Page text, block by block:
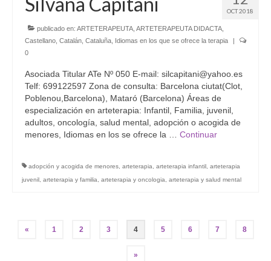
OCT 2018
publicado en: ARTETERAPEUTA ARTETERAPEUTA DIDACTA
Castellano Catalán Cataluña Idiomas en los que se ofrece la terapia
|
0
Asociada Titular ATe Nº 050 E-mail: silcapitani@yahoo.es
Telf: 699122597 Zona de consulta: Barcelona ciutat(Clot,
Poblenou,Barcelona), Mataró (Barcelona) Áreas de
especialización en arteterapia: Infantil, Familia, juvenil,
adultos, oncología, salud mental, adopción o acogida de
menores, Idiomas en los se ofrece la … Continuar
adopción y acogida de menores arteterapia arteterapia infantil arteterapia
juvenil arteterapia y familia arteterapia y oncologia arteterapia y salud mental
Navegación
« 1 2 3 4 5 6 7 8
»